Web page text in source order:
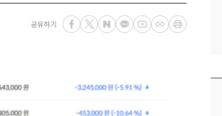
공유하기